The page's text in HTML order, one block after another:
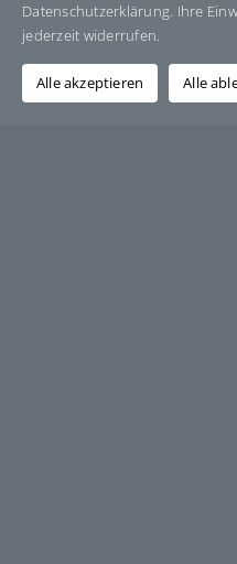
Über den Autor:
Datenschutzerklärung. Ihre
jederzeit widerrufen.
Alle akzeptieren Alle